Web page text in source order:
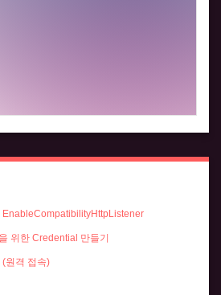
위한 Credential 만들기
원격 접속)